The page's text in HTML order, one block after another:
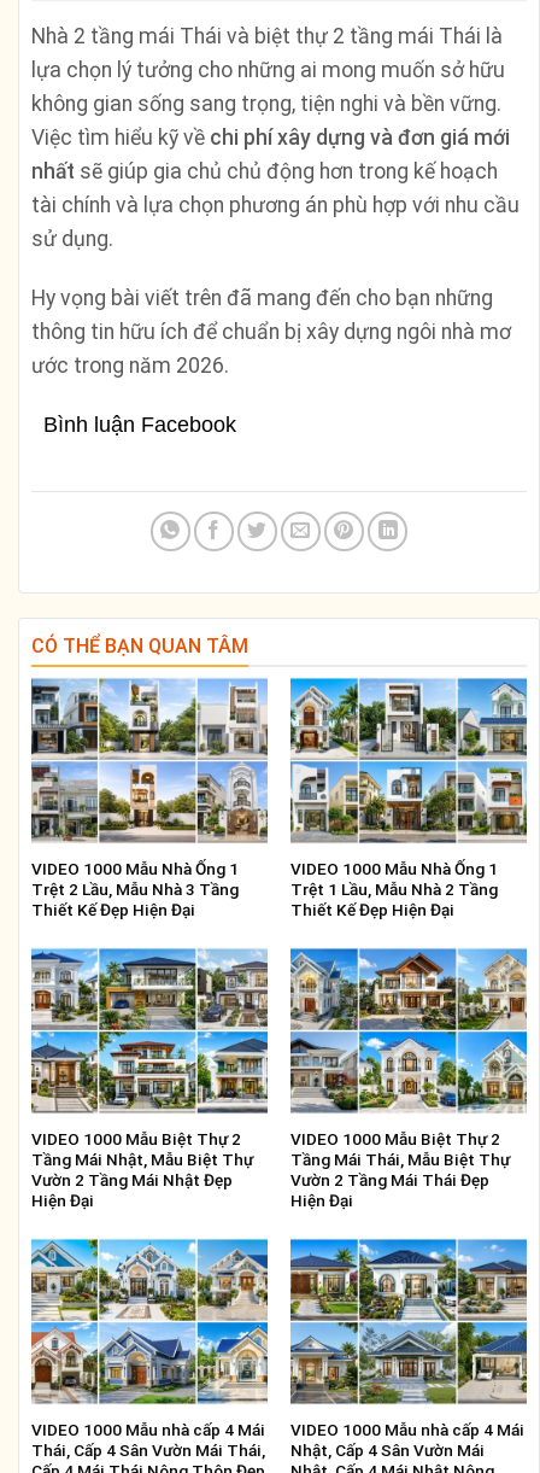
Nhà 2 tầng mái Thái và biệt thự 2 tầng mái Thái là
lựa chọn lý tưởng cho những ai mong muốn sở hữu
không gian sống sang trọng, tiện nghi và bền vững.
Việc tìm hiểu kỹ về chi phí xây dựng và đơn giá mới
nhất sẽ giúp gia chủ chủ động hơn trong kế hoạch
tài chính và lựa chọn phương án phù hợp với nhu cầu
sử dụng.
Hy vọng bài viết trên đã mang đến cho bạn những
thông tin hữu ích để chuẩn bị xây dựng ngôi nhà mơ
ước trong năm 2026.
Bình luận Facebook
CÓ THỂ BẠN QUAN TÂM
VIDEO 1000 Mẫu Nhà Ống 1
Trệt 2 Lầu, Mẫu Nhà 3 Tầng
Thiết Kế Đẹp Hiện Đại
VIDEO 1000 Mẫu Nhà Ống 1
Trệt 1 Lầu, Mẫu Nhà 2 Tầng
Thiết Kế Đẹp Hiện Đại
VIDEO 1000 Mẫu Biệt Thự 2
Tầng Mái Nhật, Mẫu Biệt Thự
Vườn 2 Tầng Mái Nhật Đẹp
Hiện Đại
VIDEO 1000 Mẫu Biệt Thự 2
Tầng Mái Thái, Mẫu Biệt Thự
Vườn 2 Tầng Mái Thái Đẹp
Hiện Đại
VIDEO 1000 Mẫu nhà cấp 4 Mái
Thái, Cấp 4 Sân Vườn Mái Thái,
VIDEO 1000 Mẫu nhà cấp 4 Mái
Nhật, Cấp 4 Sân Vườn Mái